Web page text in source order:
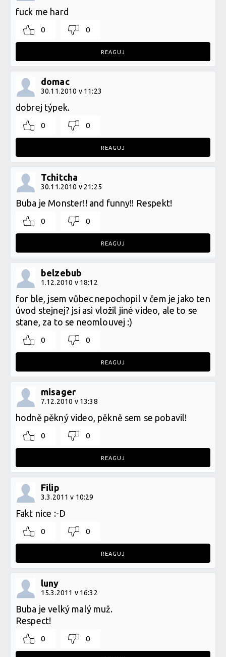
fuck me hard
0 0
REAGUJ
domac
30.11.2010 v 11:23
dobrej týpek.
0 0
REAGUJ
Tchitcha
30.11.2010 v 21:25
Buba je Monster!! and funny!! Respekt!
0 0
REAGUJ
belzebub
1.12.2010 v 18:12
for ble, jsem vůbec nepochopil v čem je jako ten
úvod stejnej? jsi asi vložil jiné video, ale to se
stane, za to se neomlouvej :)
0 0
REAGUJ
misager
7.12.2010 v 13:38
hodně pěkný video, pěkně sem se pobavil!
0 0
REAGUJ
Filip
3.3.2011 v 10:29
Fakt nice :-D
0 0
REAGUJ
luny
15.3.2011 v 16:32
Buba je velký malý muž.
Respect!
0 0